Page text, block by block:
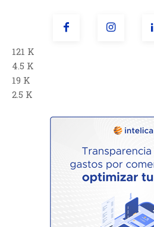
121 K
4.5 K
19 K
2.5 K